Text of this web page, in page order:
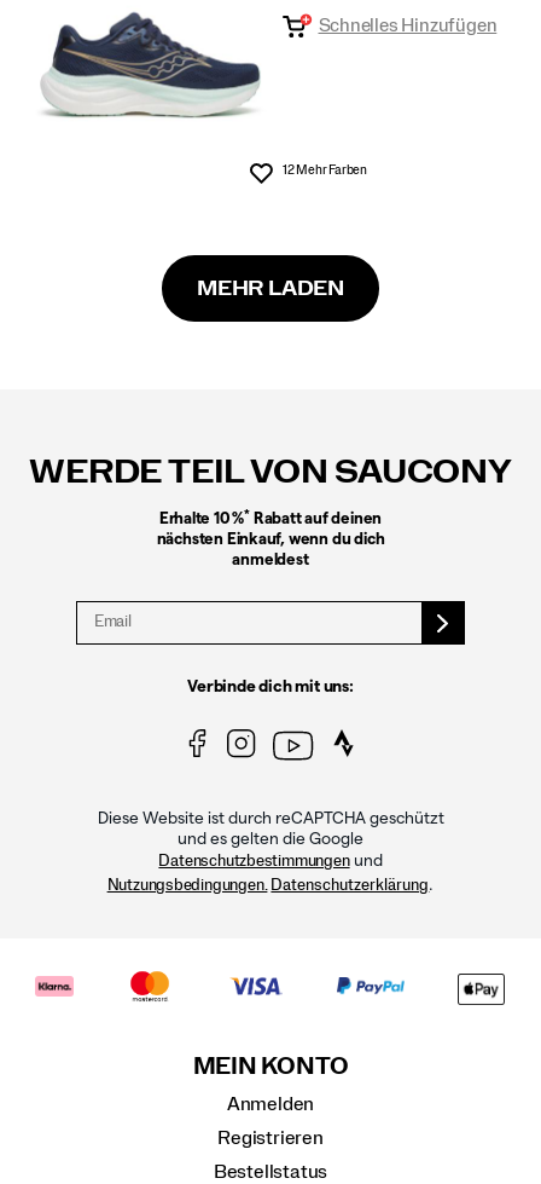
Wunschliste
Schnelles Hinzufügen
12 Mehr Farben
MEHR LADEN
WERDE TEIL VON SAUCONY
Erhalte 10 %* Rabatt auf deinen
nächsten Einkauf, wenn du dich
anmeldest
Verbinde dich mit uns:
Diese Website ist durch reCAPTCHA geschützt
und es gelten die Google
Datenschutzbestimmungenund
Nutzungsbedingungen. Datenschutzerklärung.
MEIN KONTO
Anmelden
Registrieren
Bestellstatus